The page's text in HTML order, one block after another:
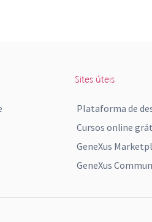
Sites úteis
Plataforma de
Cursos online
GeneXus
GeneXus